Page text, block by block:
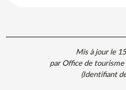
Mis à jour le
par Office de
(Identifiant